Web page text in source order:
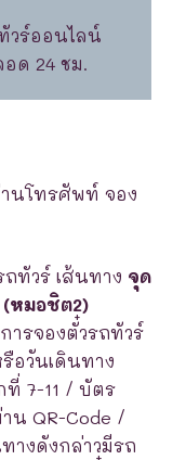
วร์ออนไลน์
อด 24 ชม.
นโทรศัพท์ จอง
ทัวร์ เส้นทาง จุด
(หมอชิต2)
ารจองตั๋วรถทัวร์
อวันเดินทาง
ที่ 7-11 / บัตร
น QR-Code /
างดังกล่าวมีรถ